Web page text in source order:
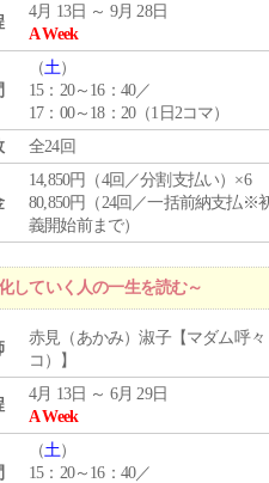
4月 13日 ～ 9月 28日
A Week
（土）
15：20～16：40／
17：00～18：20（1日2コマ）
全24回
14,850円（4回／分割支払い）×6
80,850円（24回／一括前納支払※
義開始前まで）
していく人の一生を読む～
赤見（あかみ）淑子【マダム呼々
コ）】
4月 13日 ～ 6月 29日
A Week
（土）
15：20～16：40／